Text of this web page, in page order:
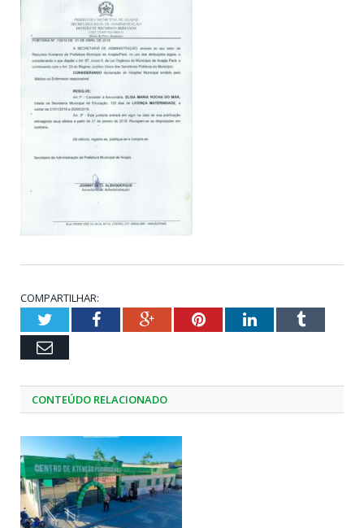
COMPARTILHAR:
TwitterFacebookGoogle+PinterestLinkedInTumblr
Email
CONTEÚDO RELACIONADO